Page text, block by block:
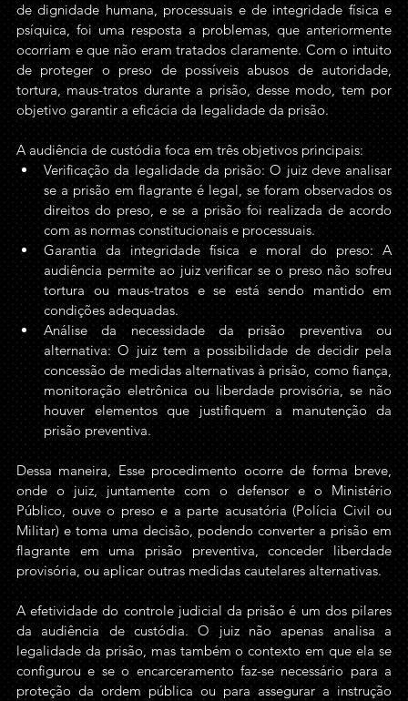
de dignidade humana, processuais e de integridade física e
psíquica, foi uma resposta a problemas, que anteriormente
ocorriam e que não eram tratados claramente. Com o intuito
de proteger o preso de possíveis abusos de autoridade,
tortura, maus-tratos durante a prisão, desse modo, tem por
objetivo garantir a eficácia da legalidade da prisão.
A audiência de custódia foca em três objetivos principais:
Verificação da legalidade da prisão: O juiz deve analisar
se a prisão em flagrante é legal, se foram observados os
direitos do preso, e se a prisão foi realizada de acordo
com as normas constitucionais e processuais.
Garantia da integridade física e moral do preso: A
audiência permite ao juiz verificar se o preso não sofreu
tortura ou maus-tratos e se está sendo mantido em
condições adequadas.
Análise da necessidade da prisão preventiva ou
alternativa: O juiz tem a possibilidade de decidir pela
concessão de medidas alternativas à prisão, como fiança,
monitoração eletrônica ou liberdade provisória, se não
houver elementos que justifiquem a manutenção da
prisão preventiva.
Dessa maneira, Esse procedimento ocorre de forma breve,
onde o juiz, juntamente com o defensor e o Ministério
Público, ouve o preso e a parte acusatória (Polícia Civil ou
Militar) e toma uma decisão, podendo converter a prisão em
flagrante em uma prisão preventiva, conceder liberdade
provisória, ou aplicar outras medidas cautelares alternativas.
A efetividade do controle judicial da prisão é um dos pilares
da audiência de custódia. O juiz não apenas analisa a
legalidade da prisão, mas também o contexto em que ela se
configurou e se o encarceramento faz-se necessário para a
proteção da ordem pública ou para assegurar a instrução